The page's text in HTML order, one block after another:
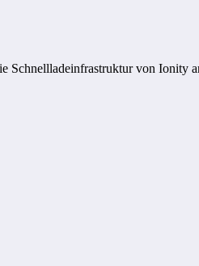
Schnellladeinfrastruktur von Ionity